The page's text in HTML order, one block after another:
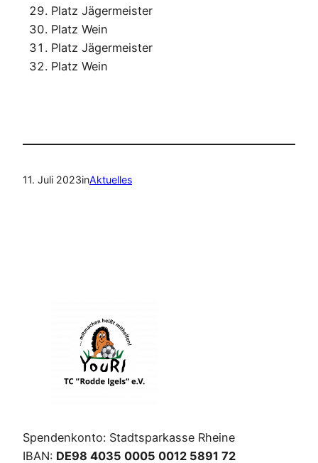
Platz Jägermeister
Platz Wein
Platz Jägermeister
Platz Wein
11. Juli 2023inAktuelles
Spendenkonto: Stadtsparkasse Rheine
IBAN: DE98 4035 0005 0012 5891 72